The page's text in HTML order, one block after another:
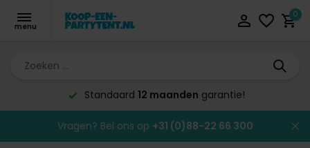
0
Standaard 12 maanden garantie!
Vragen? Bel ons op +31 (0)88-22 66 300